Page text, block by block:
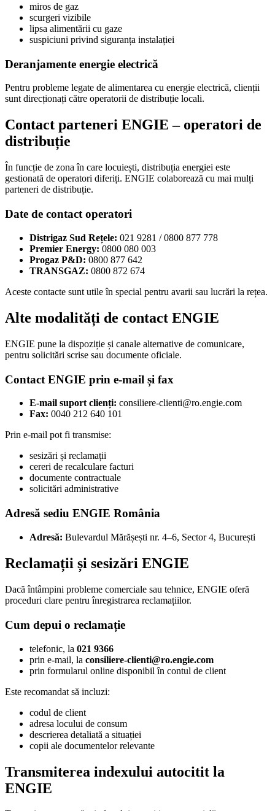
miros de gaz
scurgeri vizibile
lipsa alimentării cu gaze
suspiciuni privind siguranța instalației
Deranjamente energie electrică
Pentru probleme legate de alimentarea cu energie electrică, clienții
sunt direcționați către operatorii de distribuție locali.
Contact parteneri ENGIE – operatori de
distribuție
În funcție de zona în care locuiești, distribuția energiei este
gestionată de operatori diferiți. ENGIE colaborează cu mai mulți
parteneri de distribuție.
Date de contact operatori
Distrigaz Sud Rețele: 021 9281 / 0800 877 778
Premier Energy: 0800 080 003
Progaz P&D: 0800 877 642
TRANSGAZ: 0800 872 674
Aceste contacte sunt utile în special pentru avarii sau lucrări la rețea.
Alte modalități de contact ENGIE
ENGIE pune la dispoziție și canale alternative de comunicare,
pentru solicitări scrise sau documente oficiale.
Contact ENGIE prin e-mail și fax
E-mail suport clienți: consiliere-clienti@ro.engie.com
Fax: 0040 212 640 101
Prin e-mail pot fi transmise:
sesizări și reclamații
cereri de recalculare facturi
documente contractuale
solicitări administrative
Adresă sediu ENGIE România
Adresă: Bulevardul Mărășești nr. 4–6, Sector 4, București
Reclamații și sesizări ENGIE
Dacă întâmpini probleme comerciale sau tehnice, ENGIE oferă
proceduri clare pentru înregistrarea reclamațiilor.
Cum depui o reclamație
telefonic, la 021 9366
prin e-mail, la consiliere-clienti@ro.engie.com
prin formularul online disponibil în contul de client
Este recomandat să incluzi:
codul de client
adresa locului de consum
descrierea detaliată a situației
copii ale documentelor relevante
Transmiterea indexului autocitit la
ENGIE